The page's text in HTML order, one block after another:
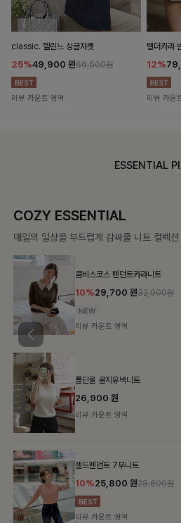
classic. 헬린느 싱글자켓
25%49,900 원66,500원
리뷰 카운트 영역
탤더카라
12%
리뷰 카운
ESSENTIAL
COZY ESSENTIAL
매일의 일상을 부드럽게 감싸줄 니트 컬렉션
콤비스코스 펜던트카라니트
10%29,700 원32,900원
리뷰 카운트 영역
폴딘울 골지유넥니트
26,900 원
리뷰 카운트 영역
셀드펜던트 7부니트
10%25,800 원28,600원
리뷰 카운트 영역